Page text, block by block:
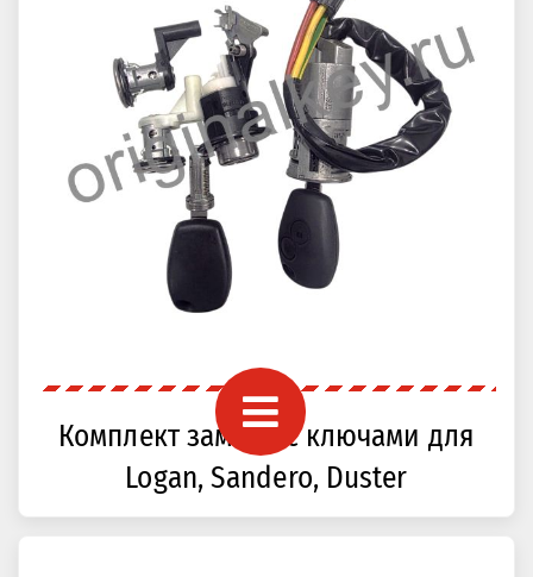
Комплект замков с ключами для
Logan, Sandero, Duster